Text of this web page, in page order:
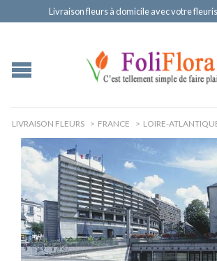
Livraison fleurs à domicile avec votre
LIVRAISON FLEURS > FRANCE > LOIRE-